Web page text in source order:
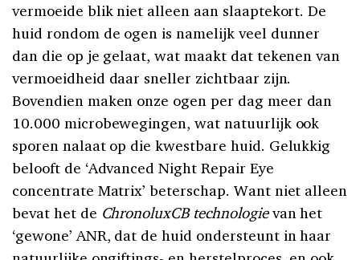
vermoeide blik niet alleen aan slaaptekort. De
huid rondom de ogen is namelijk veel dunner
dan die op je gelaat, wat maakt dat tekenen van
vermoeidheid daar sneller zichtbaar zijn.
Bovendien maken onze ogen per dag meer dan
10.000 microbewegingen, wat natuurlijk ook
sporen nalaat op die kwestbare huid. Gelukkig
belooft de ‘Advanced Night Repair Eye
concentrate Matrix’ beterschap. Want niet alleen
bevat het de ChronoluxCB technologievan het
‘gewone’ ANR, dat de huid ondersteunt in haar